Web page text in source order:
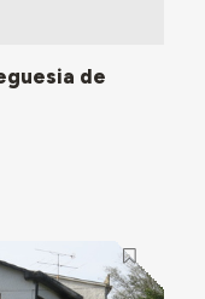
de